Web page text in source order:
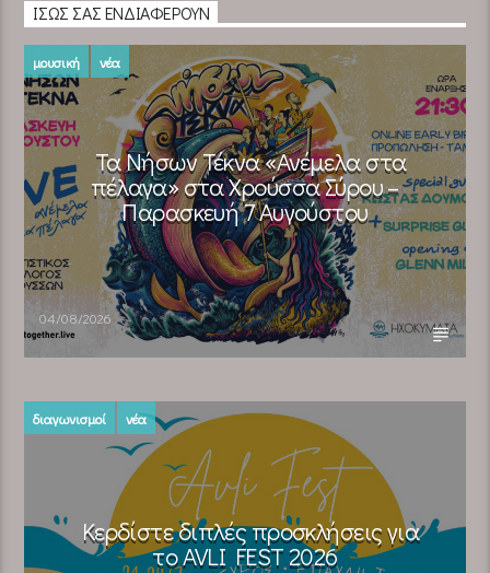
ΊΣΩΣ ΣΑΣ ΕΝΔΙΑΦΈΡΟΥΝ
μουσική νέα
Τα Νήσων Τέκνα «Ανέμελα στα
πέλαγα» στα Χρούσσα Σύρου –
Παρασκευή 7 Αυγούστου
04/08/2026
διαγωνισμοί νέα
Κερδίστε διπλές προσκλήσεις για
το AVLI FEST 2026